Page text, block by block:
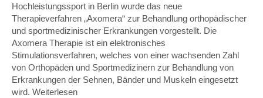
Hochleistungssport in Berlin wurde das neue
Therapieverfahren „Axomera“ zur Behandlung orthopädischer
und sportmedizinischer Erkrankungen vorgestellt. Die
Axomera Therapie ist ein elektronisches
Stimulationsverfahren, welches von einer wachsenden Zahl
von Orthopäden und Sportmedizinern zur Behandlung von
Erkrankungen der Sehnen, Bänder und Muskeln eingesetzt
wird. Weiterlesen